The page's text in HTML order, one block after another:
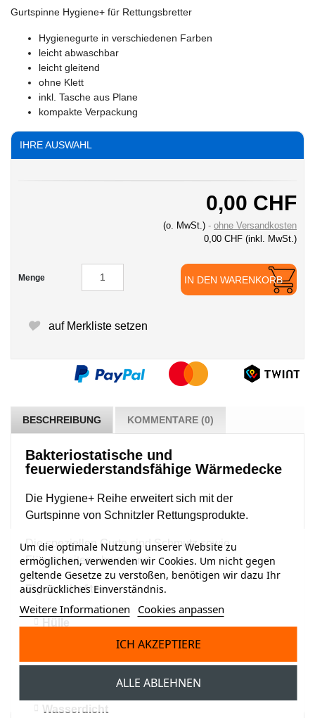
Gurtspinne Hygiene+ für Rettungsbretter
Hygienegurte in verschiedenen Farben
leicht abwaschbar
leicht gleitend
ohne Klett
inkl. Tasche aus Plane
kompakte Verpackung
IHRE AUSWAHL
0,00 CHF
(o. MwSt.)
ohne Versandkosten
0,00 CHF (inkl. MwSt.)
Menge IN DEN WARENKORB
auf Merkliste setzen
BESCHREIBUNG KOMMENTARE (0)
Bakteriostatische und
feuerwiederstandsfähige Wärmedecke
Die Hygiene+ Reihe erweitert sich mit der
Gurtspinne von Schnitzler Rettungsprodukte.
Die speziellen Gurte sind Schmutz sowie
Flüssigkeiten abweisend
Eigenschaften
Hülle
Wasserdicht
Um die optimale Nutzung unserer Website zu
ermöglichen, verwenden wir Cookies. Um nicht gegen
geltende Gesetze zu verstoßen, benötigen wir dazu Ihr
ausdrückliches Einverständnis.
Weitere Informationen Cookies anpassen
ALLE ABLEHNEN
ICH AKZEPTIERE